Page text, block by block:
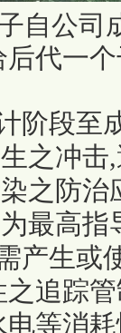
自公司
后代一
阶段至
之冲
之防
最高指
产生或
之追踪
电等消